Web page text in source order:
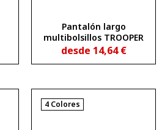
Pantalón largo
multibolsillos TROOPER
desde 14,64€
4 Colores